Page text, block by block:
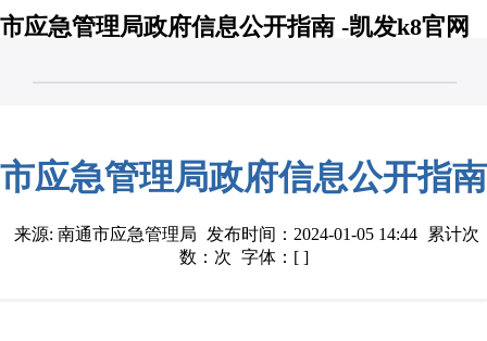
市应急管理局政府信息公开指南 -凯发k8官网
市应急管理局政府信息公开指南
来源: 南通市应急管理局 发布时间：2024-01-05 14:44
累计次
数：次 字体：[ ]